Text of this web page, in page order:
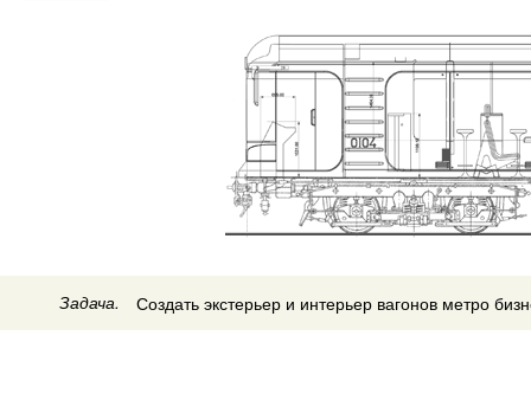
Задача. Создать экстерьер и интерьер вагонов метро